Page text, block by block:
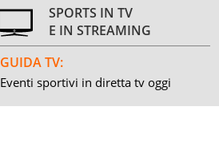
SPORTS IN TV
E IN STREAMING
GUIDA TV:
Eventi sportivi in diretta tv oggi